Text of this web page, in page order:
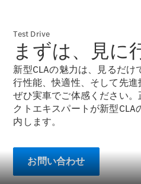
Stationwagon
E-Class All-
Terrain
試乗リクエ
スト
オンライン
ム
Compact
Test Drive
まずは、見に
新型CLAの魅力は、見るだ
行性能、快適性、そして先進
ぜひ実車でご体感ください
クトエキスパートが新型
内します。
お問い合わせ